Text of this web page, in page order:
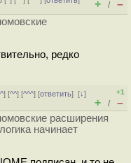
+ / –
редко
^] [^^] [^^^] [ответить][↓]
+1
+ / –
расширения
начинает